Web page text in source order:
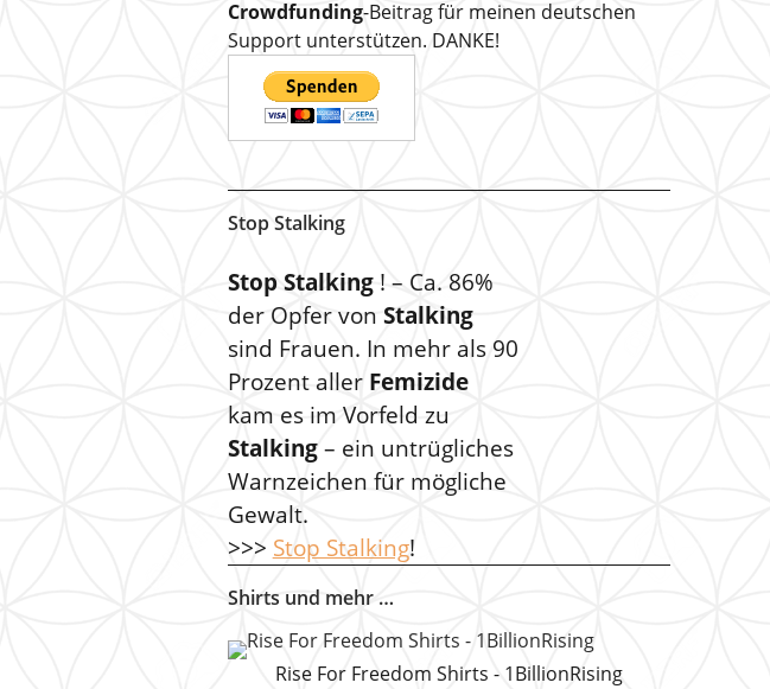
Crowdfunding-Beitrag für meinen deutschen
Support unterstützen. DANKE!
Stop Stalking
Stop Stalking! – Ca. 86%
der Opfer von Stalking
sind Frauen. In mehr als 90
Prozent aller Femizide
kam es im Vorfeld zu
Stalking– ein untrügliches
Warnzeichen für mögliche
Gewalt.
>>> Stop Stalking!
Shirts und mehr …
Rise For Freedom Shirts - 1BillionRising